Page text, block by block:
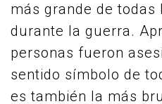
más grande de todas
durante la guerra.
personas fueron
sentido símbolo de
es también la más